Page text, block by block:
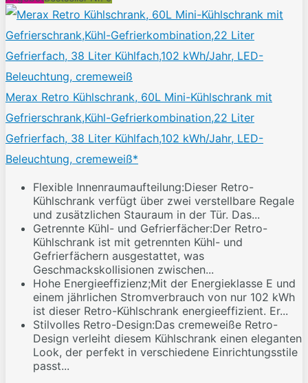
Merax Retro Kühlschrank, 60L Mini-Kühlschrank mit
Gefrierschrank,Kühl-Gefrierkombination,22 Liter
Gefrierfach, 38 Liter Kühlfach,102 kWh/Jahr, LED-
Beleuchtung, cremeweiß*
Flexible Innenraumaufteilung:Dieser Retro-
Kühlschrank verfügt über zwei verstellbare Regale
und zusätzlichen Stauraum in der Tür. Das...
Getrennte Kühl- und Gefrierfächer:Der Retro-
Kühlschrank ist mit getrennten Kühl- und
Gefrierfächern ausgestattet, was
Geschmackskollisionen zwischen...
Hohe Energieeffizienz;Mit der Energieklasse E und
einem jährlichen Stromverbrauch von nur 102 kWh
ist dieser Retro-Kühlschrank energieeffizient. Er...
Stilvolles Retro-Design:Das cremeweiße Retro-
Design verleiht diesem Kühlschrank einen eleganten
Look, der perfekt in verschiedene Einrichtungsstile
passt...